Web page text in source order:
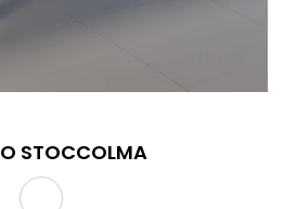
STOCCOLMA